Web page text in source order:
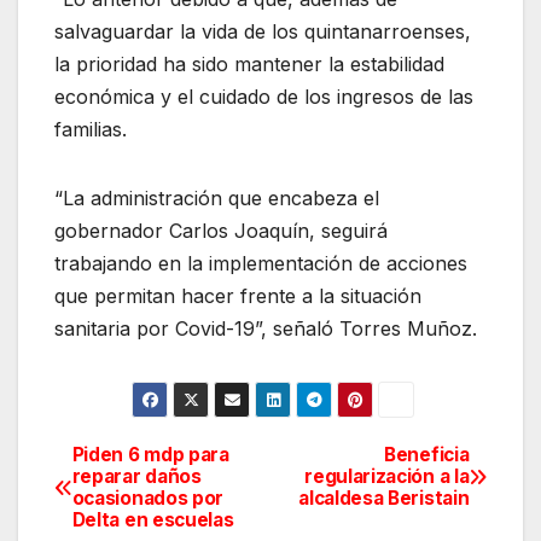
salvaguardar la vida de los quintanarroenses,
la prioridad ha sido mantener la estabilidad
económica y el cuidado de los ingresos de las
familias.
“La administración que encabeza el
gobernador Carlos Joaquín, seguirá
trabajando en la implementación de acciones
que permitan hacer frente a la situación
sanitaria por Covid-19”, señaló Torres Muñoz.
Navegación
de
Beneficia
regularización a la
alcaldesa Beristain
Piden 6 mdp para
reparar daños
ocasionados por
Delta en escuelas